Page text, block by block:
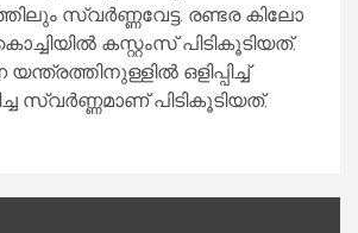
സ്വര്‍ണ്ണവേട്ട. രണ്ടര കിലോ
കസ്റ്റംസ് പിടികൂടിയത്.
യന്ത്രത്തിനുള്ളില്‍ ഒളിപ്പിച്ച്
സ്വര്‍ണ്ണമാണ് പിടികൂടിയത്.